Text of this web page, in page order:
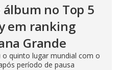
álbum no Top 5
em ranking
Grande
quinto lugar mundial com o
período de pausa